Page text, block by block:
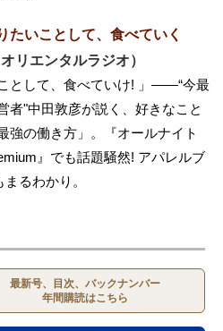
たいことして、食べていく
リエンタルラジオ）
ことして、食べていけ! 」――“今最
者"中田敦彦が説く、好きなこと
強の働き方」。『オールナイト
』でも話題騒然! アパレルブ
るわかり。
最新号、目次、バックナンバー
年間購読はこちら